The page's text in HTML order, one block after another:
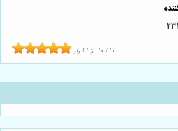
10 / 10 از 1 کاربر